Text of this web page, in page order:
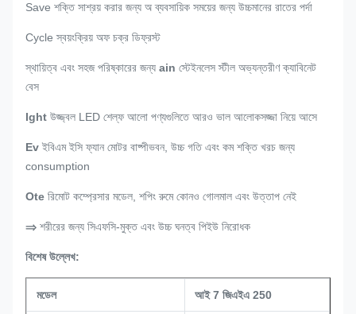
Save শক্তি সাশ্রয় করার জন্য অ ব্যবসায়িক সময়ের জন্য উচ্চমানের রাতের পর্দা
Cycle স্বয়ংক্রিয় অফ চক্র ডিফ্রস্ট
স্থায়িত্ব এবং সহজ পরিষ্কারের জন্য ain স্টেইনলেস স্টীল অভ্যন্তরীণ ক্যাবিনেট
বেস
Ight উজ্জ্বল LED শেল্ফ আলো পণ্যগুলিতে আরও ভাল আলোকসজ্জা নিয়ে আসে
Ev ইবিএম ইসি ফ্যান মোটর বাষ্পীভবন, উচ্চ গতি এবং কম শক্তি খরচ জন্য
consumption
Ote রিমোট কম্প্রেসার মডেল, শপিং রুমে কোনও গোলমাল এবং উত্তাপ নেই
⇒ শরীরের জন্য সিএফসি-মুক্ত এবং উচ্চ ঘনত্ব পিইউ নিরোধক
বিশেষ উল্লেখ:
মডেল আই 7 জিএইএ 250